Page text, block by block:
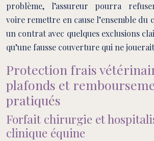
problème, l’assureur pourra
voire remettre en cause l’ensemble du
un contrat avec quelques exclusions
qu’une fausse couverture qui ne
Protection frais
plafonds et
pratiqués
Forfait chirurgie et
clinique équine